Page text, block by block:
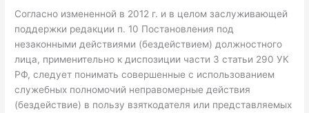
Согласно измененной в 2012 г. и в целом заслуживающей
поддержки редакции п. 10 Постановления под
незаконными действиями (бездействием) должностного
лица, применительно к диспозиции части 3 статьи 290 УК
РФ, следует понимать совершенные с использованием
служебных полномочий неправомерные действия
(бездействие) в пользу взяткодателя или представляемых